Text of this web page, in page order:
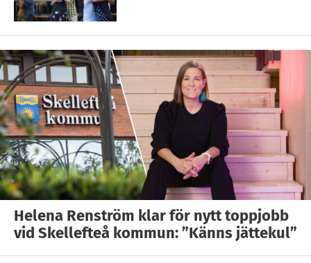
Helena Renström klar för nytt toppjobb
vid Skellefteå kommun: ”Känns jättekul”